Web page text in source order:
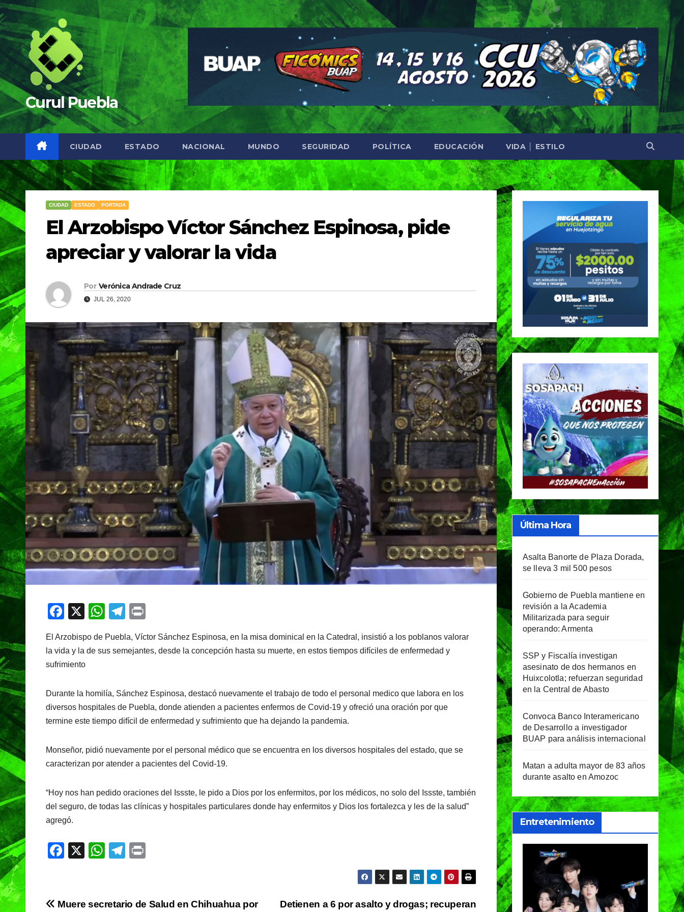
Saltar
al
contenido
Curul Puebla
CIUDAD ESTADO NACIONAL MUNDO SEGURIDAD POLÍTICA EDUCACIÓN VIDA │ ESTILO
CIUDAD ESTADO PORTADA
El Arzobispo Víctor Sánchez Espinosa, pide
apreciar y valorar la vida
Por Verónica Andrade Cruz
JUL 26, 2020
F
c
e
o
o
k
X
W
at
p
p
T
e
gr
m
t
El Arzobispo de Puebla, Víctor Sánchez Espinosa, en la misa dominical en la Catedral, insistió a los poblanos valorar
la vida y la de sus semejantes, desde la concepción hasta su muerte, en estos tiempos difíciles de enfermedad y
sufrimiento
Durante la homilía, Sánchez Espinosa, destacó nuevamente el trabajo de todo el personal medico que labora en los
diversos hospitales de Puebla, donde atienden a pacientes enfermos de Covid-19 y ofreció una oración por que
termine este tiempo difícil de enfermedad y sufrimiento que ha dejando la pandemia.
Monseñor, pidió nuevamente por el personal médico que se encuentra en los diversos hospitales del estado, que se
caracterizan por atender a pacientes del Covid-19.
“Hoy nos han pedido oraciones del Issste, le pido a Dios por los enfermitos, por los médicos, no solo del Issste, también
del seguro, de todas las clínicas y hospitales particulares donde hay enfermitos y Dios los fortalezca y les de la salud”
agregó.
F
e
X
W
s
T
gr
Navegación
Detienen a 6 por asalto y drogas; recuperan
Muere secretario de Salud en Chihuahua por
Última Hora
Asalta Banorte de Plaza Dorada,
se lleva 3 mil 500 pesos
Gobierno de Puebla mantiene en
revisión a la Academia
Militarizada para seguir
operando: Armenta
SSP y Fiscalía investigan
asesinato de dos hermanos en
Huixcolotla; refuerzan seguridad
en la Central de Abasto
Convoca Banco Interamericano
de Desarrollo a investigador
BUAP para análisis internacional
Matan a adulta mayor de 83 años
durante asalto en Amozoc
Entretenimiento